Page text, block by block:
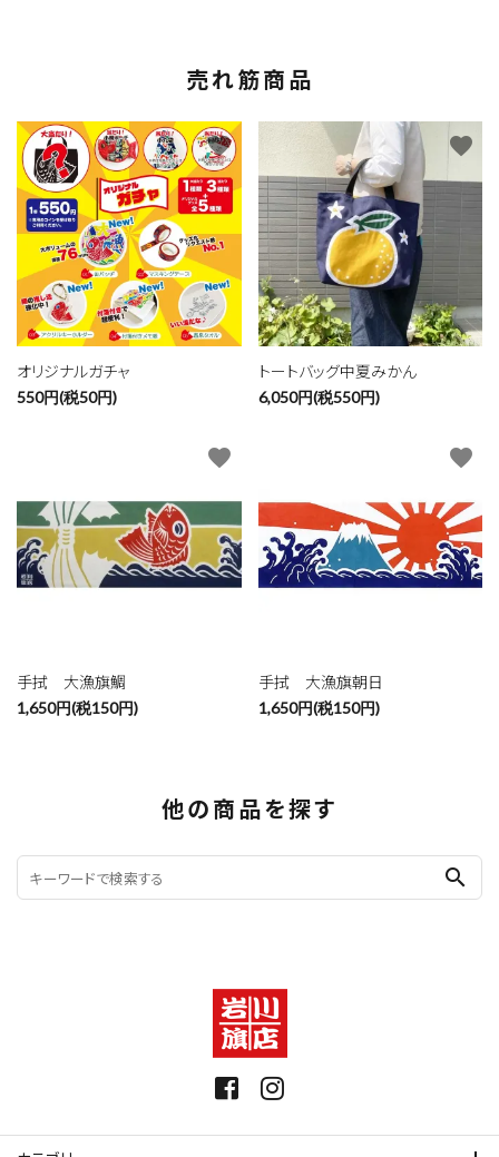
売れ筋商品
オリジナルガチャ
550円(税50円)
favorite
トートバッグ中夏みかん
6,050円(税550円)
favorite
手拭 大漁旗鯛
1,650円(税150円)
favorite
手拭 大漁旗朝日
1,650円(税150円)
favorite
他の商品を探す
search